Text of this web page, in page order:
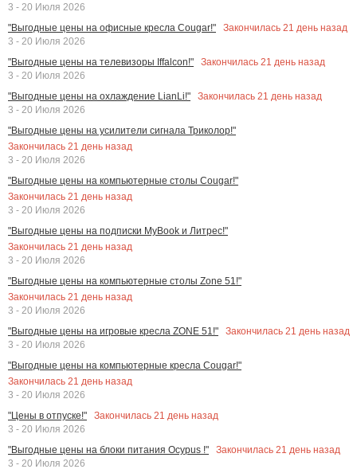
3 - 20 Июля 2026
"Выгодные цены на офисные кресла Cougar!"
Закончилась 21 день назад
3 - 20 Июля 2026
"Выгодные цены на телевизоры Iffalcon!"
Закончилась 21 день назад
3 - 20 Июля 2026
"Выгодные цены на охлаждение LianLi!"
Закончилась 21 день назад
3 - 20 Июля 2026
"Выгодные цены на усилители сигнала Триколор!"
Закончилась 21 день назад
3 - 20 Июля 2026
"Выгодные цены на компьютерные столы Cougar!"
Закончилась 21 день назад
3 - 20 Июля 2026
"Выгодные цены на подписки MyBook и Литрес!"
Закончилась 21 день назад
3 - 20 Июля 2026
"Выгодные цены на компьютерные столы Zone 51!"
Закончилась 21 день назад
3 - 20 Июля 2026
"Выгодные цены на игровые кресла ZONE 51!"
Закончилась 21 день назад
3 - 20 Июля 2026
"Выгодные цены на компьютерные кресла Cougar!"
Закончилась 21 день назад
3 - 20 Июля 2026
"Цены в отпуске!"
Закончилась 21 день назад
3 - 20 Июля 2026
"Выгодные цены на блоки питания Ocypus !"
Закончилась 21 день назад
3 - 20 Июля 2026